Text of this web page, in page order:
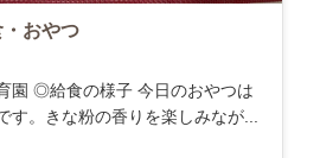
おやつ
園 ◎給食の様子 今日のおやつは
す。きな粉の香りを楽しみなが...